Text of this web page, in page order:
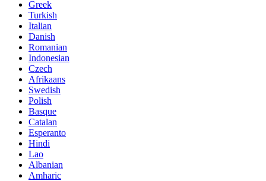
Greek
Turkish
Italian
Danish
Romanian
Indonesian
Czech
Afrikaans
Swedish
Polish
Basque
Catalan
Esperanto
Hindi
Lao
Albanian
Amharic